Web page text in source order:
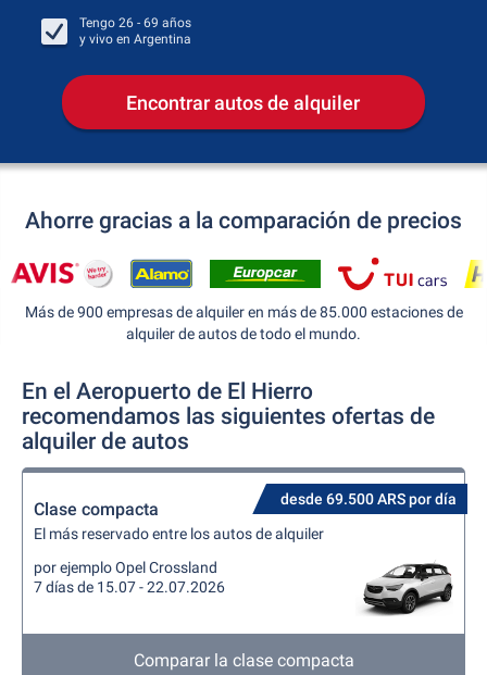
Tengo 26 - 69 años
y vivo en Argentina
Encontrar autos de alquiler
Ahorre gracias a la comparación de precios
Más de 900 empresas de alquiler en más de 85.000 estaciones de
alquiler de autos de todo el mundo.
En el Aeropuerto de El Hierro
recomendamos las siguientes ofertas de
alquiler de autos
desde 69.500 ARS por día
Clase compacta
El más reservado entre los autos de alquiler
por ejemplo Opel Crossland
7 días de 15.07 - 22.07.2026
Comparar la clase compacta